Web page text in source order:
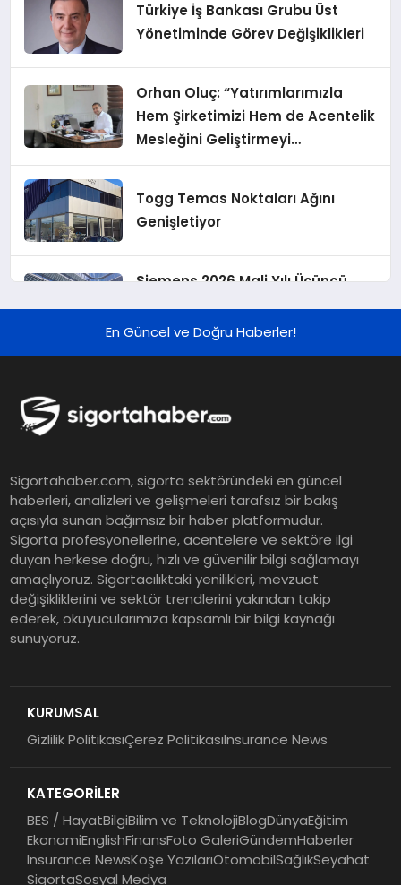
Türkiye İş Bankası Grubu Üst
Yönetiminde Görev Değişiklikleri
Orhan Oluç: “Yatırımlarımızla
Hem Şirketimizi Hem de Acentelik
Mesleğini Geliştirmeyi
Hedefliyoruz”
Togg Temas Noktaları Ağını
Genişletiyor
Siemens 2026 Mali Yılı Üçüncü
Yükseltilen EPS Beklentisi
Finansal Sonuçlarını Açıkladı
Murat Bilim, ANA Sigorta Satış
Grup Müdürü Olarak Atandı
Tasarruf tercihi bölünüyor:
Mevduat kısa vadeyi, koruma
ürünleri uzun vadeyi tutuyor
ING Türkiye 2026 Yılının İlk
En Güncel ve Doğru Haberler!
Sigortahaber.com, sigorta sektöründeki en güncel
haberleri, analizleri ve gelişmeleri tarafsız bir bakış
açısıyla sunan bağımsız bir haber platformudur.
Sigorta profesyonellerine, acentelere ve sektöre ilgi
duyan herkese doğru, hızlı ve güvenilir bilgi sağlamayı
amaçlıyoruz. Sigortacılıktaki yenilikleri, mevzuat
değişikliklerini ve sektör trendlerini yakından takip
ederek, okuyucularımıza kapsamlı bir bilgi kaynağı
sunuyoruz.
KURUMSAL
Gizlilik PolitikasıÇerez PolitikasıInsurance News
KATEGORİLER
BES / HayatBilgiBilim ve TeknolojiBlogDünyaEğitim
EkonomiEnglishFinansFoto GaleriGündemHaberler
Insurance NewsKöşe YazılarıOtomobilSağlıkSeyahat
SigortaSosyal Medya